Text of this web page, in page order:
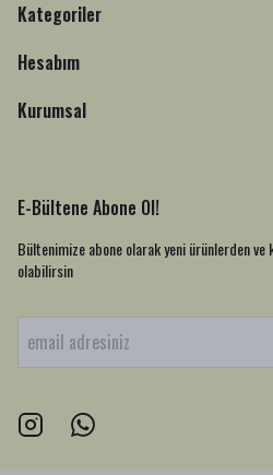
Kategoriler
Hesabım
Kurumsal
E-Bültene Abone Ol!
Bültenimize abone olarak yeni ürünlerden
olabilirsin